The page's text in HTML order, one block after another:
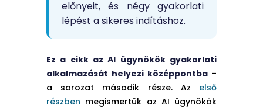
előnyeit, és négy gyakorlati
lépést a sikeres indításhoz.
Ez a cikk az AI ügynökök gyakorlati
alkalmazását helyezi középpontba –
a sorozat második része. Az első
részben megismertük az AI ügynökök